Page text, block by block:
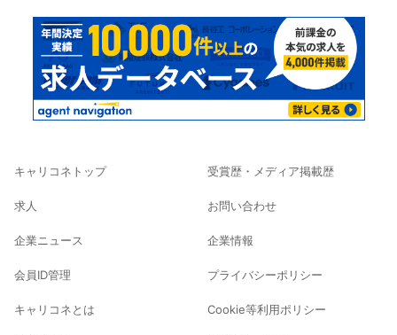
キャリコネトップ
求人
企業ニュース
会員ID管理
キャリコネとは
受賞歴・メディア掲載歴
お問い合わせ
企業情報
プライバシーポリシー
Cookie等利用ポリシー